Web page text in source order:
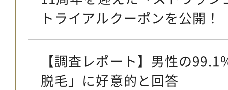
トライアルクーポンを公開！
【調査レポート】男性の
脱毛」に好意的と回答